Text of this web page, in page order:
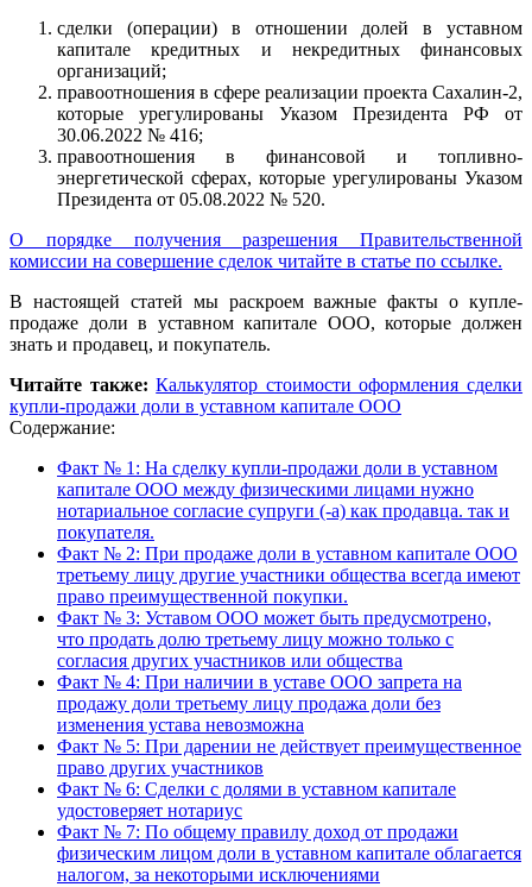
сделки (операции) в отношении долей в уставном
капитале кредитных и некредитных финансовых
организаций;
правоотношения в сфере реализации проекта Сахалин-2,
которые урегулированы Указом Президента РФ от
30.06.2022 № 416;
правоотношения в финансовой и топливно-
энергетической сферах, которые урегулированы Указом
Президента от 05.08.2022 № 520.
О порядке получения разрешения Правительственной
комиссии на совершение сделок читайте в статье по ссылке.
В настоящей статей мы раскроем важные факты о купле-
продаже доли в уставном капитале ООО, которые должен
знать и продавец, и покупатель.
Читайте также: Калькулятор стоимости оформления сделки
купли-продажи доли в уставном капитале ООО
Содержание:
Факт № 1: На сделку купли-продажи доли в уставном
капитале ООО между физическими лицами нужно
нотариальное согласие супруги (-а) как продавца. так и
покупателя.
Факт № 2: При продаже доли в уставном капитале ООО
третьему лицу другие участники общества всегда имеют
право преимущественной покупки.
Факт № 3: Уставом ООО может быть предусмотрено,
что продать долю третьему лицу можно только с
согласия других участников или общества
Факт № 4: При наличии в уставе ООО запрета на
продажу доли третьему лицу продажа доли без
изменения устава невозможна
Факт № 5: При дарении не действует преимущественное
право других участников
Факт № 6: Сделки с долями в уставном капитале
удостоверяет нотариус
Факт № 7: По общему правилу доход от продажи
физическим лицом доли в уставном капитале облагается
налогом, за некоторыми исключениями